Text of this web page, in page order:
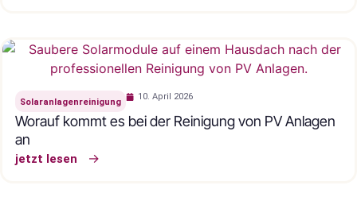
Solaranlagenreinigung
10. April 2026
Worauf kommt es bei der Reinigung von PV Anlagen
an
jetzt lesen